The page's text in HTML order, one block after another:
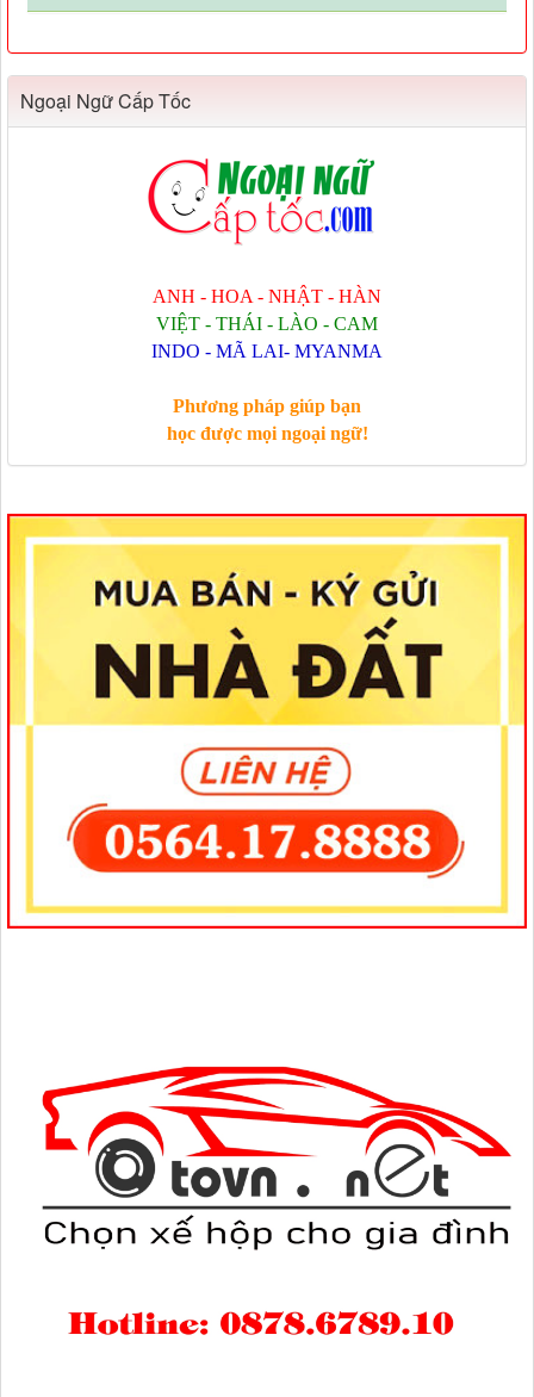
Ngoại Ngữ Cấp Tốc
ANH - HOA - NHẬT - HÀN
VIỆT - THÁI - LÀO - CAM
INDO - MÃ LAI- MYANMA
Phương pháp giúp bạn
học được mọi ngoại ngữ!